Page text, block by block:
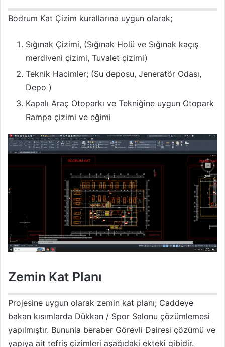
Bodrum Kat Çizim kurallarına uygun olarak;
Sığınak Çizimi, (Sığınak Holü ve Sığınak kaçış
merdiveni çizimi, Tuvalet çizimi)
Teknik Hacimler; (Su deposu, Jeneratör Odası,
Depo )
Kapalı Araç Otoparkı ve Tekniğine uygun Otopark
Rampa çizimi ve eğimi
Zemin Kat Planı
Projesine uygun olarak zemin kat planı; Caddeye
bakan kısımlarda Dükkan / Spor Salonu çözümlemesi
yapılmıştır. Bununla beraber Görevli Dairesi çözümü ve
yapıya ait tefriş çizimleri aşağıdaki ekteki gibidir.